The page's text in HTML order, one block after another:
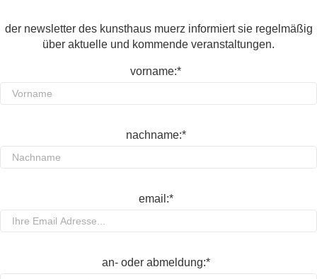
der newsletter des kunsthaus muerz informiert sie regelmäßig
über aktuelle und kommende veranstaltungen.
vorname:*
nachname:*
email:*
an- oder abmeldung:*